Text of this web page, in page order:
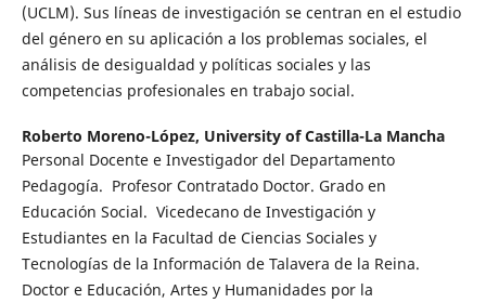
(UCLM). Sus líneas de investigación se centran en el estudio
del género en su aplicación a los problemas sociales, el
análisis de desigualdad y políticas sociales y las
competencias profesionales en trabajo social.
Roberto Moreno-López, University of Castilla-La Mancha
Personal Docente e Investigador del Departamento
Pedagogía. Profesor Contratado Doctor. Grado en
Educación Social. Vicedecano de Investigación y
Estudiantes en la Facultad de Ciencias Sociales y
Tecnologías de la Información de Talavera de la Reina.
Doctor e Educación, Artes y Humanidades por la